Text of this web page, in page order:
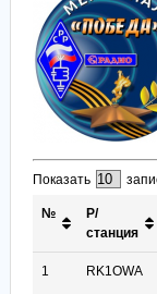
Показать
№
Р/
станция
1 RK1OWA